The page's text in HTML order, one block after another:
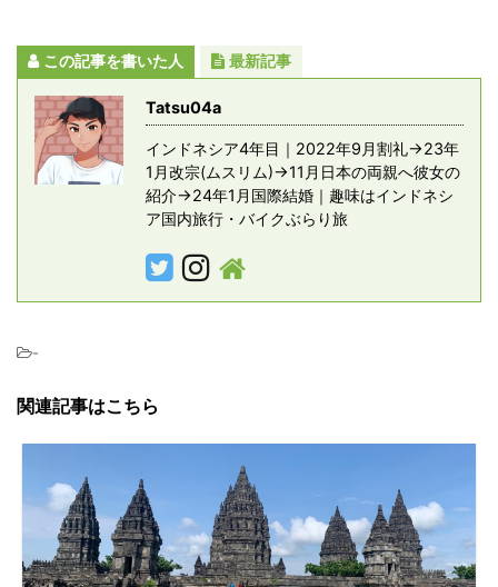
この記事を書いた人 最新記事
Tatsu04a
インドネシア4年目｜2022年9月割礼→23年
1月改宗(ムスリム)→11月日本の両親へ彼女の
紹介→24年1月国際結婚｜趣味はインドネシ
ア国内旅行・バイクぶらり旅
-
関連記事はこちら